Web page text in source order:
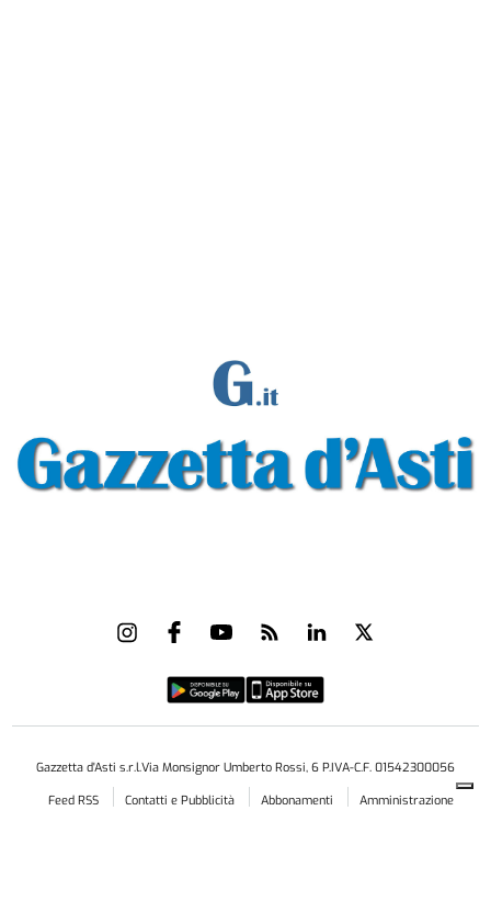
Gazzetta d'Asti s.r.l.Via Monsignor Umberto Rossi, 6 P.IVA-C.F. 01542300056
Feed RSS
Contatti e Pubblicità Abbonamenti
Amministrazione